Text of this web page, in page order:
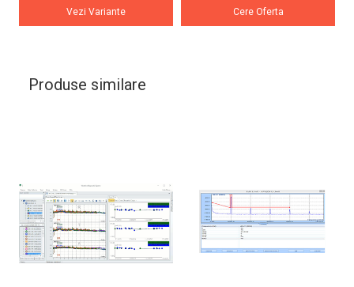
Vezi Variante Cere Oferta
Produse similare